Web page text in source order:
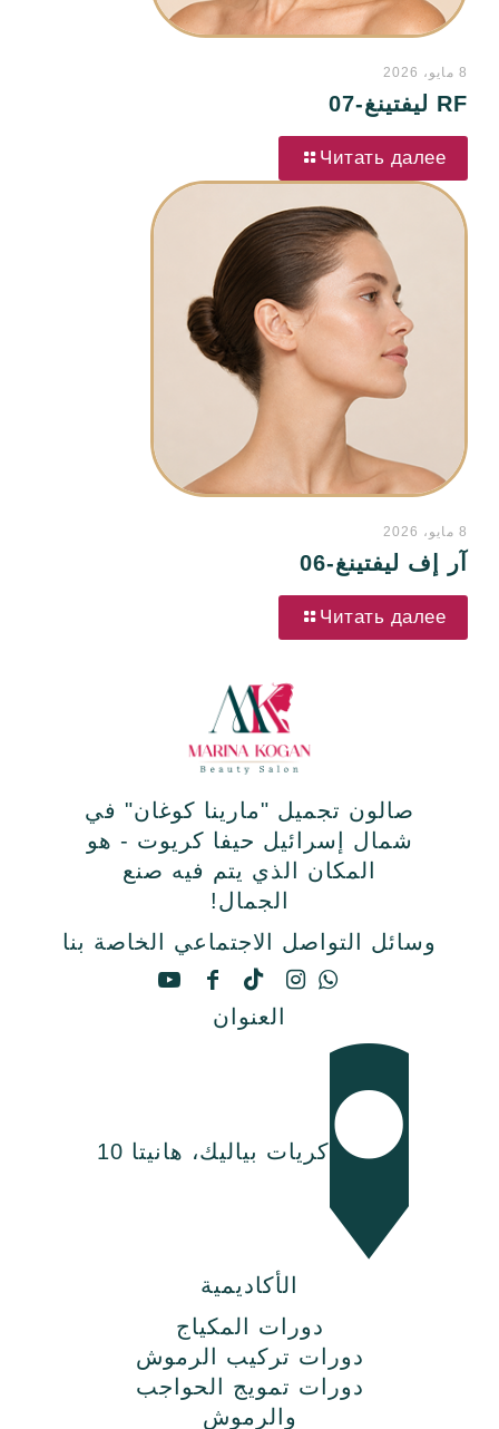
8 مايو، 2026
RF ليفتينغ-07
Читать далее
8 مايو، 2026
آر إف ليفتينغ-06
Читать далее
صالون تجميل "مارينا كوغان" في
شمال إسرائيل حيفا كريوت - هو
المكان الذي يتم فيه صنع
الجمال!
وسائل التواصل الاجتماعي الخاصة بنا
العنوان
كريات بياليك، هانيتا 10
الأكاديمية
دورات المكياج
دورات تركيب الرموش
دورات تمويج الحواجب
والرموش